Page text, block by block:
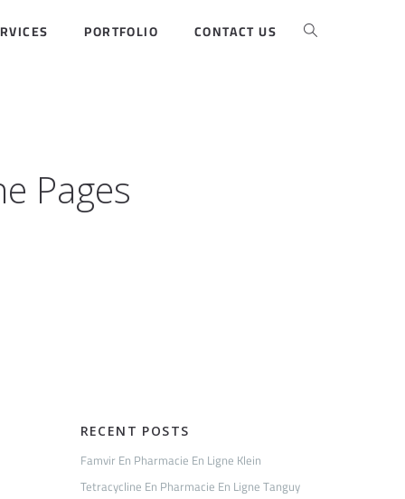
PORTFOLIO CONTACT US
Pages
RECENT POSTS
Famvir En Pharmacie En Ligne Klein
Tetracycline En Pharmacie En Ligne Tanguy